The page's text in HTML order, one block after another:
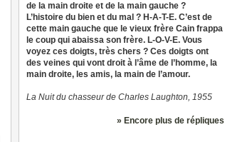
de la main droite et de la main gauche ?
L’histoire du bien et du mal ? H-A-T-E. C’est de
cette main gauche que le vieux frère Cain frappa
le coup qui abaissa son frère. L-O-V-E. Vous
voyez ces doigts, très chers ? Ces doigts ont
des veines qui vont droit à l’âme de l’homme, la
main droite, les amis, la main de l’amour.
La Nuit du chasseur de Charles Laughton, 1955
» Encore plus de répliques